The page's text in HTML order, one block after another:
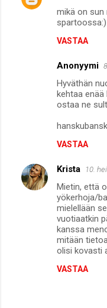
mikä on sun
spartoossa:)
VASTAA
Anonyymi
Hyväthän
kehtaa enää
ostaa ne
VASTAA
Krista 10.
Mietin, että
yökerhoja/
mielellään
vuotiaatkin
kanssa
mitään
olisi kovasti
VASTAA